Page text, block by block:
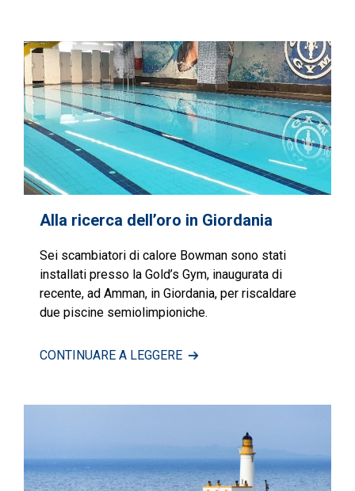
Alla ricerca dell’oro in Giordania
Sei scambiatori di calore Bowman sono stati
installati presso la Gold’s Gym, inaugurata di
recente, ad Amman, in Giordania, per riscaldare
due piscine semiolimpioniche.
CONTINUARE A LEGGERE